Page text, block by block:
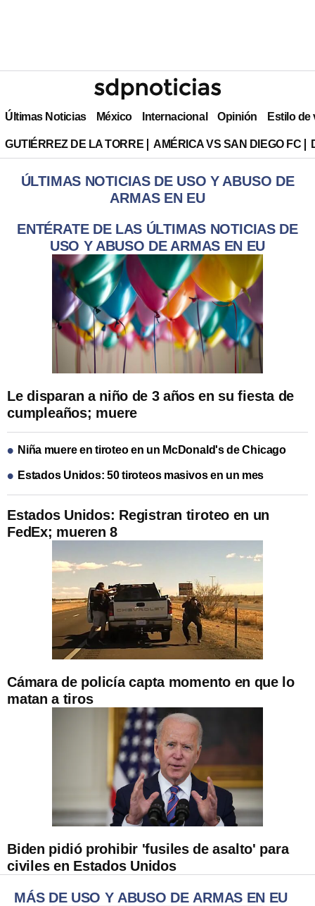
Últimas Noticias México Internacional Opinión Estilo de
GUTIÉRREZ DE LA TORRE AMÉRICA VS SAN DIEGO FC
ÚLTIMAS NOTICIAS DE USO Y ABUSO DE
ARMAS EN EU
ENTÉRATE DE LAS ÚLTIMAS NOTICIAS DE
USO Y ABUSO DE ARMAS EN EU
Estados Unidos: Registran tiroteo en un
FedEx; mueren 8
Cámara de policía capta momento en que lo
matan a tiros
Le disparan a niño de 3 años en su fiesta de
cumpleaños; muere
Niña muere en tiroteo en un McDonald's de Chicago
Estados Unidos: 50 tiroteos masivos en un mes
Biden pidió prohibir 'fusiles de asalto' para
civiles en Estados Unidos
MÁS DE USO Y ABUSO DE ARMAS EN EU